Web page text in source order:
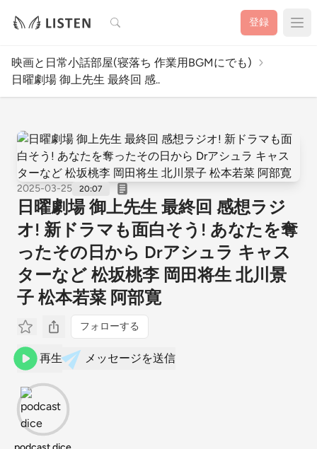
検索 登録
映画と日常小話部屋(寝落ち 作業用BGMにでも)
日曜劇場 御上先生 最終回 感..
2025-03-25 20:07
日曜劇場 御上先生 最終回 感想ラジ
オ! 新ドラマも面白そう! あなたを奪
ったその日から Drアシュラ キャス
ターなど 松坂桃李 岡田将生 北川景
子 松本若菜 阿部寛
フォローする
再生 メッセージを送信